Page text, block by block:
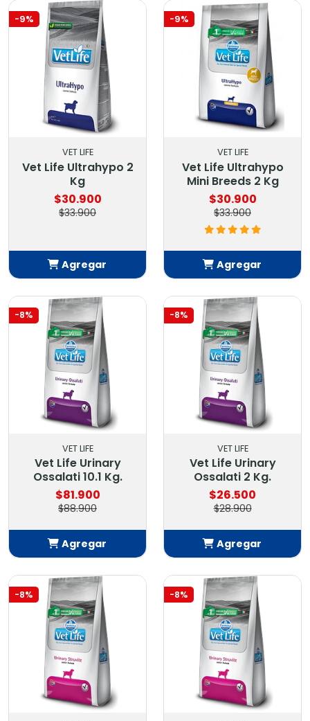
-9%
VET LIFE
Vet Life Ultrahypo 2
Kg
$30.900
$33.900
Agregar
-9%
VET LIFE
Vet Life Ultrahypo
Mini Breeds 2 Kg
$30.900
$33.900
Agregar
-8%
VET LIFE
Vet Life Urinary
Ossalati 10.1 Kg.
$81.900
$88.900
Agregar
Añadido
-8%
VET LIFE
Vet Life Urinary
Ossalati 2 Kg.
$26.500
$28.900
Agregar
Añadido
-8% -8%